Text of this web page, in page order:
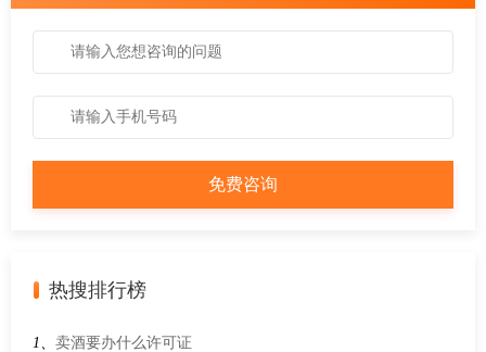
热搜排行榜
1、 卖酒要办什么许可证